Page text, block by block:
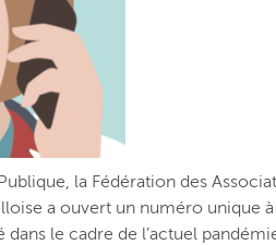
la Fédération des
a ouvert un numéro unique
le cadre de l’actuel